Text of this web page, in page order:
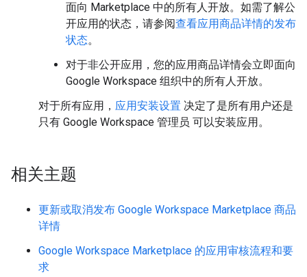
面向 Marketplace 中的所有人开放。如需了解公
开应用的状态，请参阅查看应用商品详情的发布
状态。
对于非公开应用，您的应用商品详情会立即面向
Google Workspace 组织中的所有人开放。
对于所有应用， 应用安装设置 决定了是所有用户还是
只有 Google Workspace 管理员 可以安装应用。
相关主题
更新或取消发布 Google Workspace Marketplace 商品
详情
Google Workspace Marketplace 的应用审核流程和要
求